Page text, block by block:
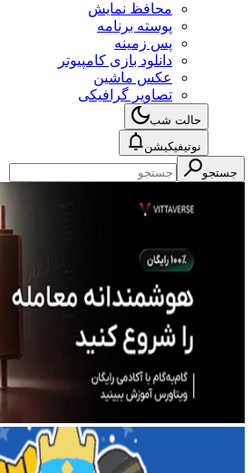
محافظ نمایش
پوسته برنامه
پس زمینه
دانلود بازی کامپیوتر
عکس ماشین
تصاویر گرافیکی
حالت شب
نوتیفیکیشن
جستجو